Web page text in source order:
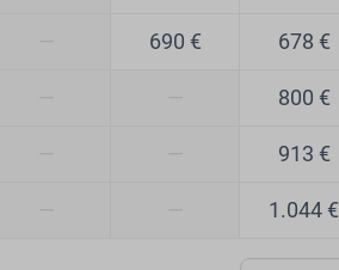
690 € 678 €
800 €
913 €
1.044 €